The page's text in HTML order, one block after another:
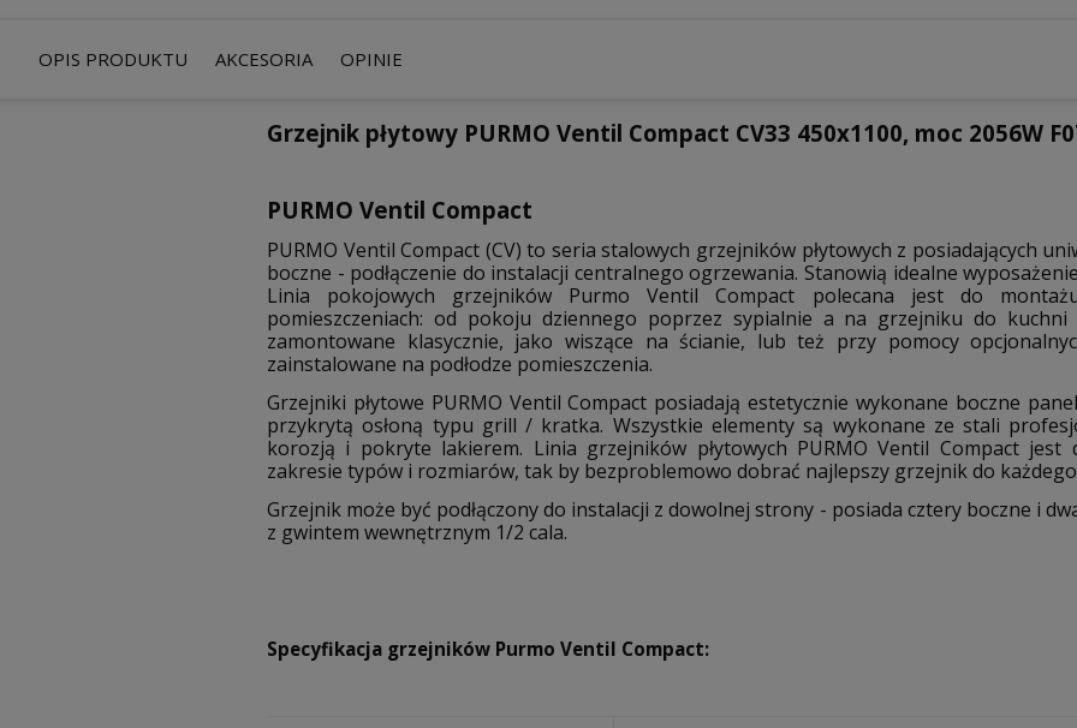
OPIS PRODUKTU AKCESORIA OPINIE
Grzejnik płytowy PURMO Ventil Compact CV33 450x1100, moc 2056W
PURMO Ventil Compact
PURMO Ventil Compact (CV) to seria stalowych grzejników płytowych z posiadających
boczne - podłączenie do instalacji centralnego ogrzewania. Stanowią idealne
Linia pokojowych grzejników Purmo Ventil Compact polecana jest do
pomieszczeniach: od pokoju dziennego poprzez sypialnie a na grzejniku do kuchni
zamontowane klasycznie, jako wiszące na ścianie, lub też przy pomocy
zainstalowane na podłodze pomieszczenia.
Grzejniki płytowe PURMO Ventil Compact posiadają estetycznie wykonane boczne
przykrytą osłoną typu grill / kratka. Wszystkie elementy są wykonane ze stali
korozją i pokryte lakierem. Linia grzejników płytowych PURMO Ventil Compact
zakresie typów i rozmiarów, tak by bezproblemowo dobrać najlepszy grzejnik do
Grzejnik może być podłączony do instalacji z dowolnej strony - posiada cztery boczne i
z gwintem wewnętrznym 1/2 cala.
Specyfikacja grzejników Purmo Ventil Compact: